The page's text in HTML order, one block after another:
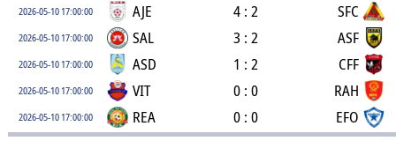
2026-05-10 17:00:00 AJE 4 : 2 SFC
2026-05-10 17:00:00 SAL 3 : 2 ASF
2026-05-10 17:00:00 ASD 1 : 2 CFF
2026-05-10 17:00:00 VIT 0 : 0 RAH
2026-05-10 17:00:00 REA 0 : 0 EFO